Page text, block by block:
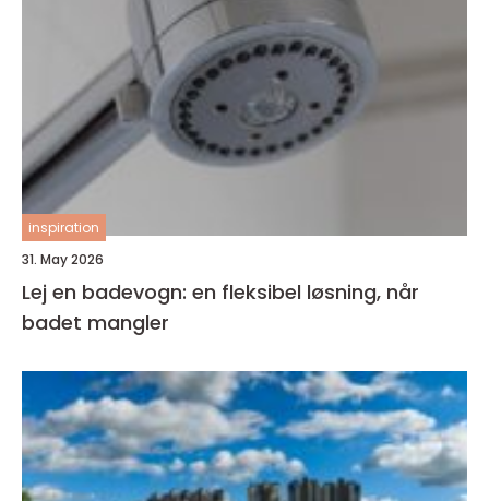
inspiration
31. May 2026
Lej en badevogn: en fleksibel løsning, når
badet mangler